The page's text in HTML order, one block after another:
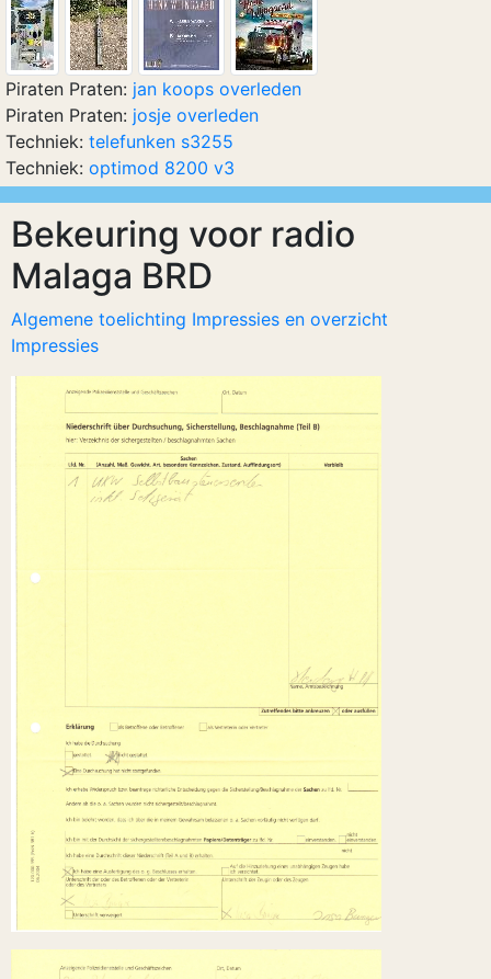
Bekeuring voor radio
Malaga BRD
Algemene toelichting Impressies en overzicht
Impressies
Piraten Praten: jan koops overleden
Piraten Praten: josje overleden
Techniek: telefunken s3255
Techniek: optimod 8200 v3